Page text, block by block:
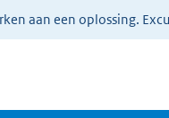
aan een oplossing.